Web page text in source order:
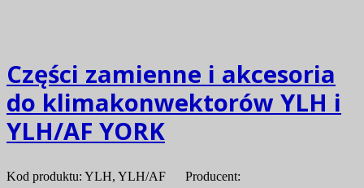
Części zamienne i akcesoria
do klimakonwektorów YLH i
YLH/AF YORK
Kod produktu: YLH, YLH/AF Producent: